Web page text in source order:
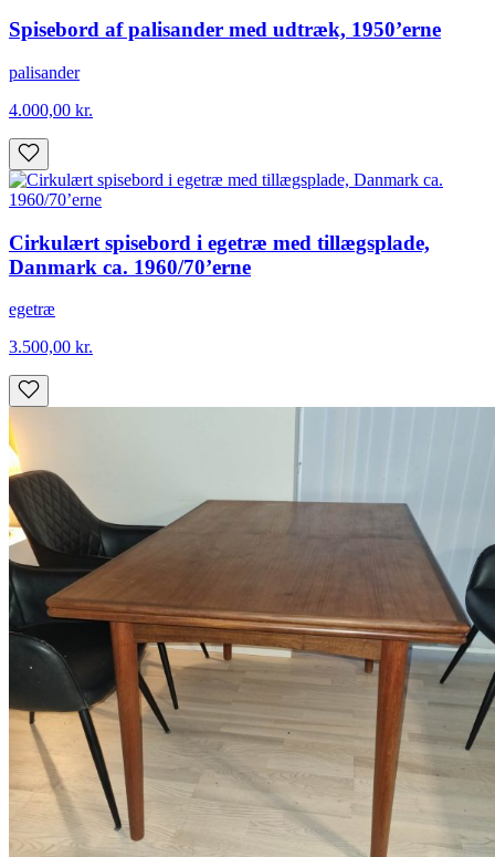
Spisebord af palisander med udtræk, 1950’erne
palisander
4.000,00 kr.
Cirkulært spisebord i egetræ med tillægsplade,
Danmark ca. 1960/70’erne
egetræ
3.500,00 kr.